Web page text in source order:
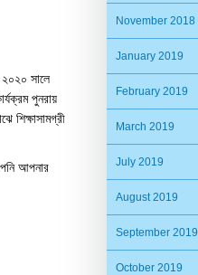
২০২০ সালে
পুনরায়
শিক্ষাসামগ্রী
আপনার
November 2018
January 2019
February 2019
March 2019
July 2019
August 2019
September 2019
October 2019